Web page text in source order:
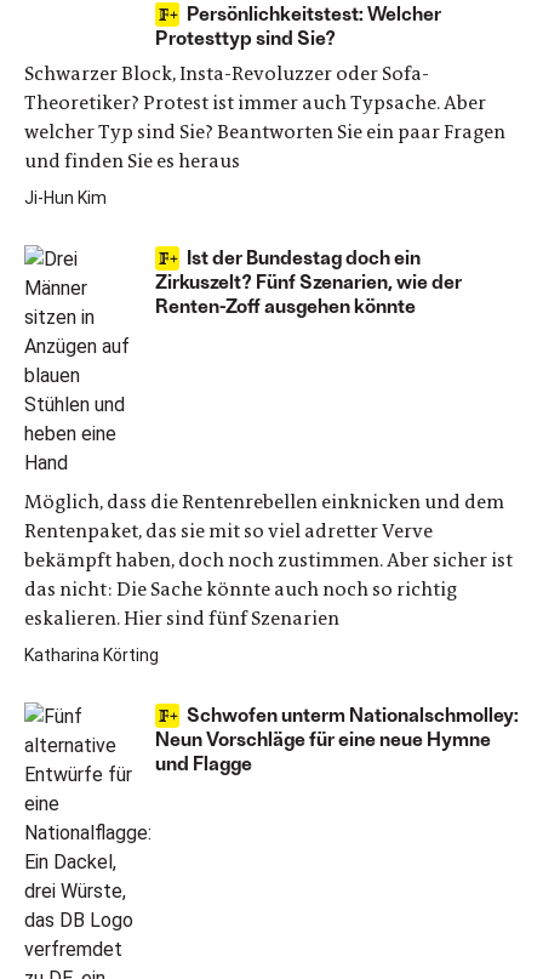
Persönlichkeitstest: Welcher
Protesttyp sind Sie?
Schwarzer Block, Insta-Revoluzzer oder Sofa-
Theoretiker? Protest ist immer auch Typsache. Aber
welcher Typ sind Sie? Beantworten Sie ein paar Fragen
und finden Sie es heraus
Ji-Hun Kim
Ist der Bundestag doch ein
Zirkuszelt? Fünf Szenarien, wie der
Renten-Zoff ausgehen könnte
Möglich, dass die Rentenrebellen einknicken und dem
Rentenpaket, das sie mit so viel adretter Verve
bekämpft haben, doch noch zustimmen. Aber sicher ist
das nicht: Die Sache könnte auch noch so richtig
eskalieren. Hier sind fünf Szenarien
Katharina Körting
Schwofen unterm Nationalschmolley:
Neun Vorschläge für eine neue Hymne
und Flagge